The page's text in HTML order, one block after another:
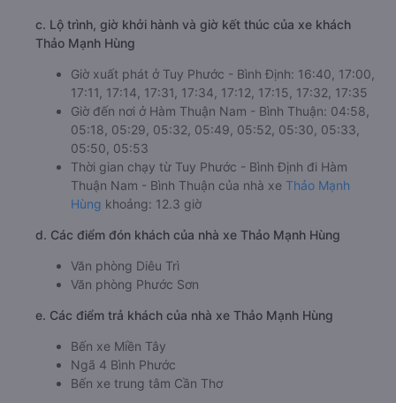
c. Lộ trình, giờ khởi hành và giờ kết thúc của xe khách
Thảo Mạnh Hùng
Giờ xuất phát ở Tuy Phước - Bình Định: 16:40, 17:00,
17:11, 17:14, 17:31, 17:34, 17:12, 17:15, 17:32, 17:35
Giờ đến nơi ở Hàm Thuận Nam - Bình Thuận: 04:58,
05:18, 05:29, 05:32, 05:49, 05:52, 05:30, 05:33,
05:50, 05:53
Thời gian chạy từ Tuy Phước - Bình Định đi Hàm
Thuận Nam - Bình Thuận của nhà xe Thảo Mạnh
Hùng khoảng: 12.3 giờ
d. Các điểm đón khách của nhà xe Thảo Mạnh Hùng
Văn phòng Diêu Trì
Văn phòng Phước Sơn
e. Các điểm trả khách của nhà xe Thảo Mạnh Hùng
Bến xe Miền Tây
Ngã 4 Bình Phước
Bến xe trung tâm Cần Thơ